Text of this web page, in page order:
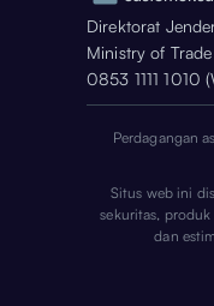
Direktorat
Ministry of
0853 1111 1010
Perdagangan
Situs web ini
sekuritas,
dan